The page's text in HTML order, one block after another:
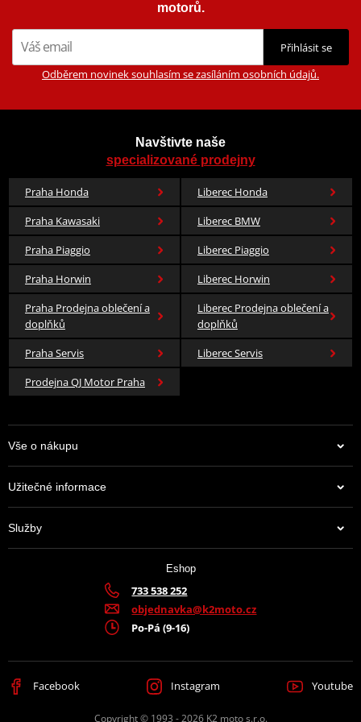
RPHA 11
Barva
Zobrazit všechny produkty
motorů.
Přihlásit se
Odběrem novinek souhlasím se zasíláním osobních údajů.
Navštivte naše
specializované prodejny
Praha Honda
Liberec Honda
Praha Kawasaki
Liberec BMW
Praha Piaggio
Liberec Piaggio
Praha Horwin
Liberec Horwin
Praha Prodejna oblečení a
doplňků
Liberec Prodejna oblečení a
doplňků
Praha Servis
Liberec Servis
Prodejna QJ Motor Praha
Vše o nákupu
Užitečné informace
Služby
Eshop
733 538 252
objednavka@k2moto.cz
Po-Pá (9-16)
Facebook Instagram Youtube
Copyright © 1993 - 2026 K2 moto s.r.o.